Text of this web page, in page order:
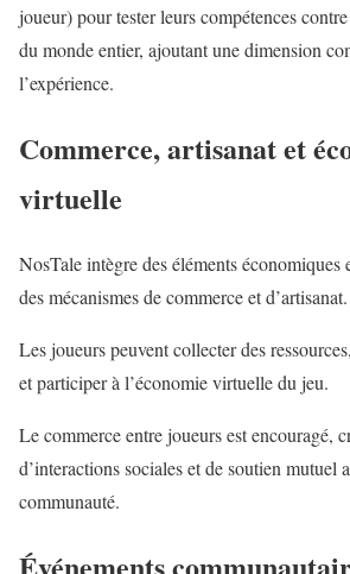
joueur) pour tester leurs compétences
du monde entier, ajoutant une dimension
l’expérience.
Commerce, artisanat et
virtuelle
NosTale intègre des éléments économiques
des mécanismes de commerce et d’artisanat.
Les joueurs peuvent collecter des
et participer à l’économie virtuelle du jeu.
Le commerce entre joueurs est encouragé,
d’interactions sociales et de soutien mutuel
communauté.